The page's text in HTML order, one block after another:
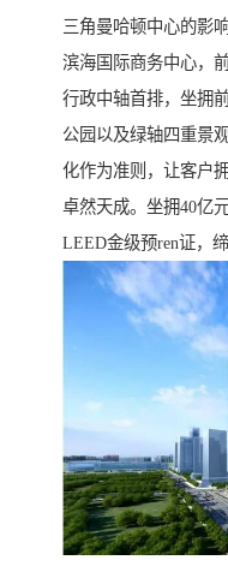
三角曼哈顿中心的影
滨海国际商务中心，
行政中轴首排，坐拥
公园以及绿轴四重景
化作为准则，让客户
卓然天成。坐拥40亿
LEED金级预ren证，